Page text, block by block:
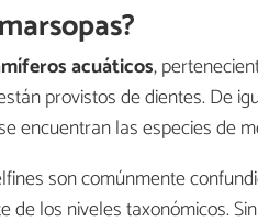
acuáticos,
provistos de dientes. De
encuentran las especies de
son comúnmente
de los niveles taxonómicos.